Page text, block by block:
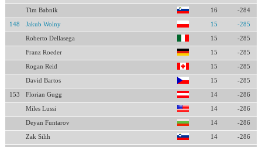
Tim Babnik 16 -284
148 Jakub Wolny 15 -285
Roberto Dellasega 15 -285
Franz Roeder 15 -285
Rogan Reid 15 -285
David Bartos 15 -285
153 Florian Gugg 14 -286
Miles Lussi 14 -286
Deyan Funtarov 14 -286
Zak Silih 14 -286